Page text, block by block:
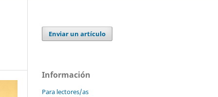
Enviar un artículo
Información
Para lectores/as